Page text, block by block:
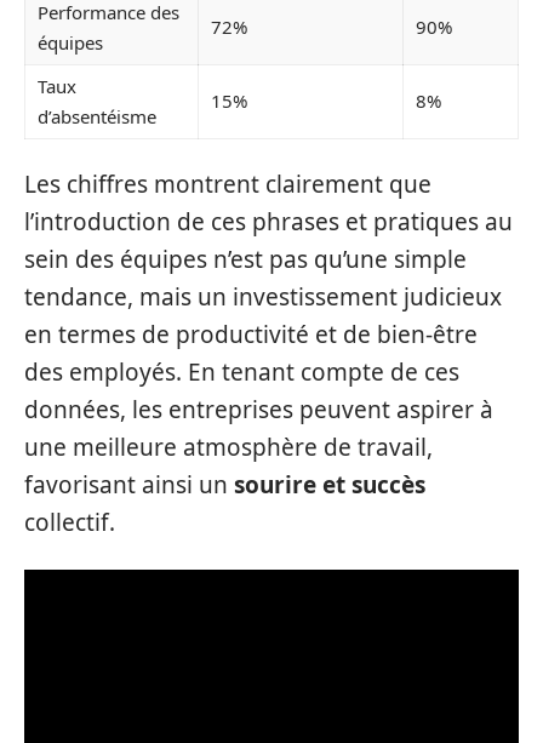
Performance des
équipes
72% 90%
Taux
d’absentéisme
15% 8%
Les chiffres montrent clairement que
l’introduction de ces phrases et pratiques au
sein des équipes n’est pas qu’une simple
tendance, mais un investissement judicieux
en termes de productivité et de bien-être
des employés. En tenant compte de ces
données, les entreprises peuvent aspirer à
une meilleure atmosphère de travail,
favorisant ainsi un sourire et succès
collectif.